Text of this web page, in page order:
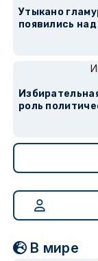
Утыкано
появились
роль
В мире